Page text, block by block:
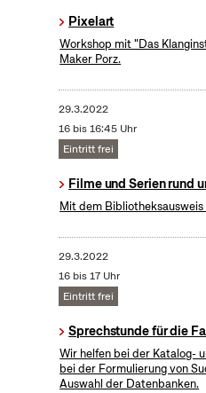
Pixelart
Workshop mit "Das
Maker Porz.
29.3.2022
16 bis 16:45 Uhr
Eintritt frei
Filme und Serien rund
Mit dem
29.3.2022
16 bis 17 Uhr
Eintritt frei
Sprechstunde für die
Wir helfen bei der Katalog-
bei der Formulierung von
Auswahl der Datenbanken.